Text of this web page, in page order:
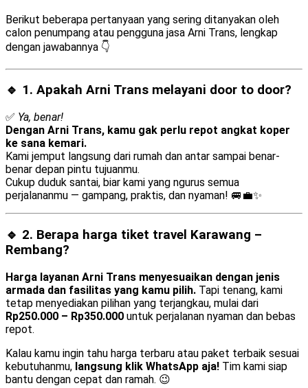
Berikut beberapa pertanyaan yang sering ditanyakan oleh
calon penumpang atau pengguna jasa Arni Trans, lengkap
dengan jawabannya 👇
🔹 1. Apakah Arni Trans melayani door to door?
✅ Ya, benar!
Dengan Arni Trans, kamu gak perlu repot angkat koper
ke sana kemari.
Kami jemput langsung dari rumah dan antar sampai benar-
benar depan pintu tujuanmu.
Cukup duduk santai, biar kami yang ngurus semua
perjalananmu — gampang, praktis, dan nyaman! 🚐💼✨
🔹 2. Berapa harga tiket travel Karawang –
Rembang?
Harga layanan Arni Trans menyesuaikan dengan jenis
armada dan fasilitas yang kamu pilih. Tapi tenang, kami
tetap menyediakan pilihan yang terjangkau, mulai dari
Rp250.000 – Rp350.000 untuk perjalanan nyaman dan bebas
repot.
Kalau kamu ingin tahu harga terbaru atau paket terbaik sesuai
kebutuhanmu, langsung klik WhatsApp aja! Tim kami siap
bantu dengan cepat dan ramah. 😉